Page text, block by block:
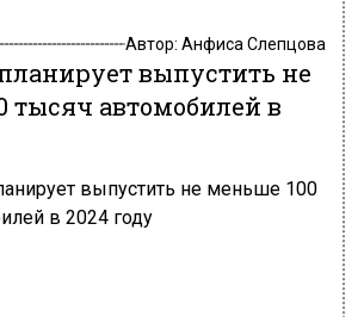
Автор: Анфиса Слепцова
выпустить не
тысяч автомобилей в